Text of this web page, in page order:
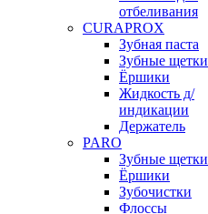
отбеливания
CURAPROX
Зубная паста
Зубные щетки
Ёршики
Жидкость д/
индикации
Держатель
PARO
Зубные щетки
Ёршики
Зубочистки
Флоссы